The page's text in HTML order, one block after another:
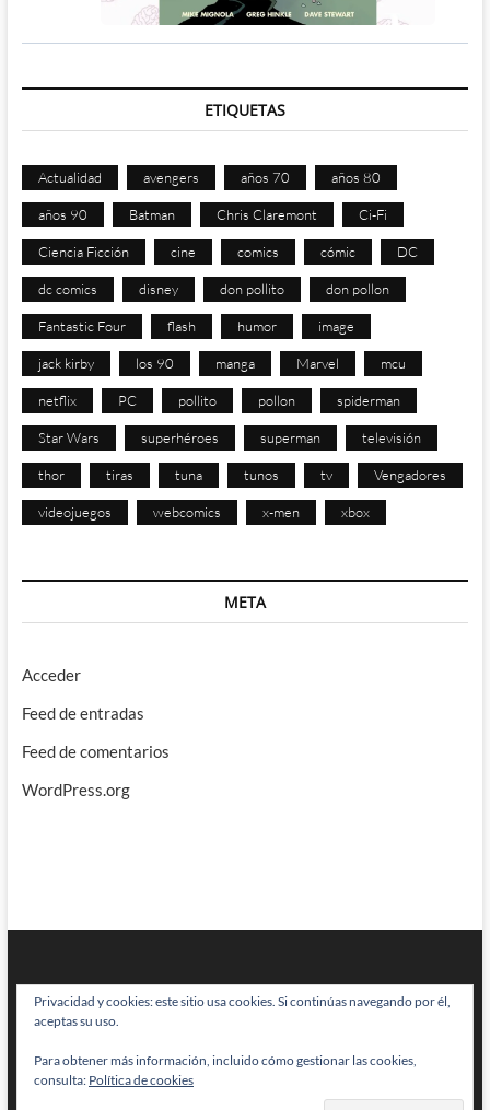
ETIQUETAS
Actualidad avengers años 70 años 80
años 90 Batman Chris Claremont Ci-Fi
Ciencia Ficción cine comics cómic DC
dc comics disney don pollito don pollon
Fantastic Four flash humor image
jack kirby los 90 manga Marvel mcu
netflix PC pollito pollon spiderman
Star Wars superhéroes superman televisión
thor tiras tuna tunos tv Vengadores
videojuegos webcomics x-men xbox
META
Acceder
Feed de entradas
Feed de comentarios
WordPress.org
BRAINSTOMPING| Diseñado por:Theme Freesia|WordPress| © Todos
los derechos reservados
Privacidad y cookies: este sitio usa cookies. Si continúas navegando por él,
aceptas su uso.
Para obtener más información, incluido cómo gestionar las cookies,
consulta: Política de cookies